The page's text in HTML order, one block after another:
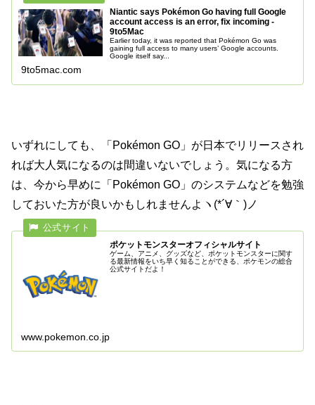
Niantic says Pokémon Go having full Google
account access is an error, fix incoming -
9to5Mac
Earlier today, it was reported that Pokémon Go was
gaining full access to many users’ Google accounts.
Google itself say...
9to5mac.com
いずれにしても、「Pokémon GO」が日本でリリースされ
れば大人気になるのは間違いないでしょう。気になる方
は、今から早めに「Pokémon GO」のシステムなどを勉強
しておいた方が良いかもしれませんよヽ(*´∀｀)ノ
ポケットモンスターオフィシャルサイト
ゲーム、アニメ、グッズなど、ポケットモンスターに関す
る最新情報をいち早く知ることができる、ポケモンの総合
公式サイトだよ！
www.pokemon.co.jp